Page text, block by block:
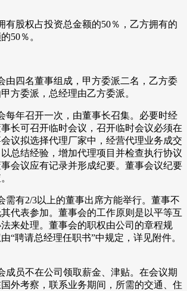
股权占投资总金额的50％，乙方拥有的
50％。
四名董事组成，甲方委派二名，乙方委
方委派，总经理由乙方委派。
年召开一次，由董事长召集。必要时经
长可召开临时会议，召开临时会议必须在
议拟选择代理厂家中，经营代理业务成交
总结经验，增加代理项目并检查执行协议
会议应有记录并形成纪要。董事会议纪要
有2/3以上的董事出席方能举行。董事不
代表参加。董事会的工作原则是以平等互
来处理。董事会的职权由公司的章程规
“聘请总经理任职书”中规定，详见附件。
员不在公司领取薪金、津贴。在会议期
外考察，联系业务期间，所需的交通、住